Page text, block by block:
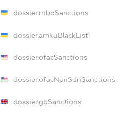
dossier.rnboSanctions
dossier.amkuBlackList
dossier.ofacSanctions
dossier.ofacNonSdnSanctions
dossier.gbSanctions